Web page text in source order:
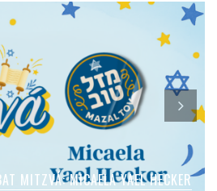
MITZVÁ: MICAELA YAEL HECKER
MITZVÁ: MARTINA SOL LEVY
BAT MITZVÁ: MICAELA ROMANO
APFELBAUM
BAT MITZVÁ: VIOLETA LIEBMAN
MI BAR MITZVÁ: VITALI GUIDA